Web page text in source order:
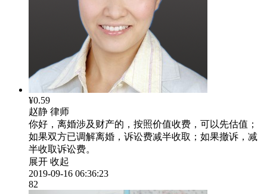
¥0.59
赵静 律师
你好，离婚涉及财产的，按照价值收费，可以先估值；
如果双方已调解离婚，诉讼费减半收取；如果撤诉，减
半收取诉讼费。
展开 收起
2019-09-16 06:36:23
82